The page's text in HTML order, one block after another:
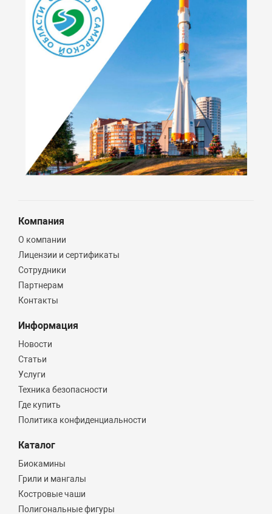
Компания
О компании
Лицензии и сертификаты
Сотрудники
Партнерам
Контакты
Информация
Новости
Статьи
Услуги
Техника безопасности
Где купить
Политика конфиденциальности
Каталог
Биокамины
Грили и мангалы
Костровые чаши
Полигональные фигуры